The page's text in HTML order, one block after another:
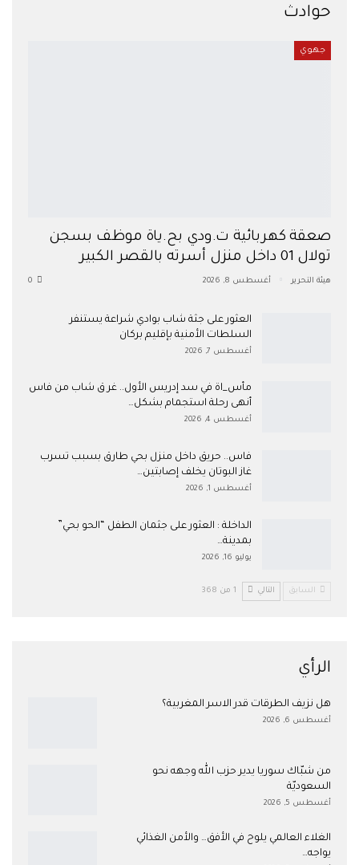
حوادث
جهوي
صعقة كهربائية ت.ودي بح.ياة موظف بسجن
تولال 01 داخل منزل أسرته بالقصر الكبير
هيئة التحرير أغسطس 8, 2026
العثور على جثة شاب بوادي شراعة يستنفر
السلطات الأمنية بإقليم بركان
أغسطس 7, 2026
مأس_اة في سد إدريس الأول.. غر ق شاب من فاس
أنهى رحلة استجمام بشكل…
أغسطس 4, 2026
فاس.. حريق داخل منزل بحي طارق بسبب تسرب
غاز البوتان يخلف إصابتين…
أغسطس 1, 2026
​الداخلة : العثور على جثمان الطفل “الحو بحي”
بمدينة…
يوليو 16, 2026
السابق التالي 1 من 368
الرأي
هل نزيف الطرقات قدر الاسر المغربية؟
أغسطس 6, 2026
من شبّاك سوريا يدير حزب الله وجهه نحو
السعوديّة
أغسطس 5, 2026
الغلاء العالمي يلوح في الأفق… والأمن الغذائي
يواجه…